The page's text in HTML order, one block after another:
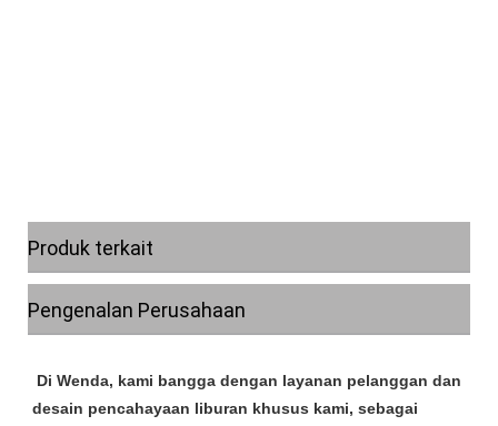
Produk terkait
Pengenalan Perusahaan
desain pencahayaan liburan khusus kami, sebagai